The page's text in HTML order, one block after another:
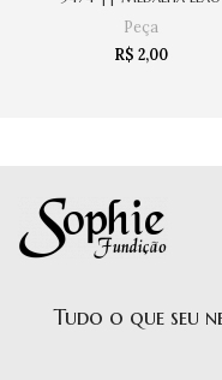
Peça
R$ 2,00
Tudo o que seu